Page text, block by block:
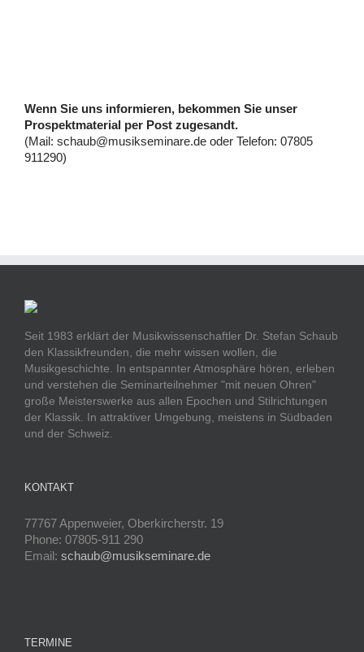
Wenn Sie uns informieren, bekommen Sie unser
Prospektmaterial per Post zugesandt.
(Mail: schaub@musikseminare.de oder Telefon: 07805
911290)
Seit 1983 erklärt der Musikwissenschaftler Dr. Stefan Schaub
den Klassikfreunden, die mehr wissen wollen, die
Musikgeschichte. In entspannter Atmosphäre hören, erleben
und verstehen die Seminarteilnehmer "mit neuen Ohren"
große Meisterswerke aus allen Epochen und Stilrichtungen
der Klassik. In attraktiver Umgebung, meistens in Südbaden
und der Schweiz.
KONTAKT
77767 Appenweier, Oberkircherstr. 19
Phone: 07805-911 290
Email: schaub@musikseminare.de
TERMINE